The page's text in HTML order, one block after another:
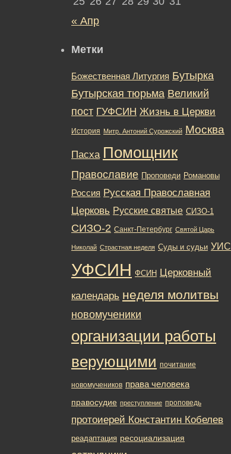
« Апр
Метки
Божественная Литургия Бутырка
Бутырская тюрьма Великий
пост ГУФСИН Жизнь в Церкви
История Митр. Антоний Сурожский Москва
Пасха Помощник
Православие Проповеди Романовы
Россия Русская Православная
Церковь Русские святые СИЗО-1
СИЗО-2 Санкт-Петербург Святой Царь
Николай Страстная неделя Суды и судьи УИС
УФСИН ФСИН Церковный
календарь неделя молитвы
новомученики
организации работы
верующими почитание
новомучеников права человека
правосудие преступление проповедь
протоиерей Константин Кобелев
реадаптация ресоциализация